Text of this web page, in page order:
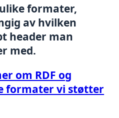
formater,
av hvilken
header man
med.
om RDF og
formater vi støtter